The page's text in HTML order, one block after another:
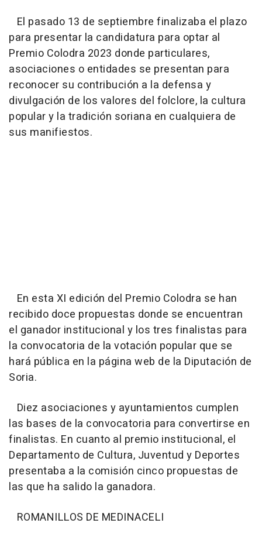
El pasado 13 de septiembre finalizaba el plazo
para presentar la candidatura para optar al
Premio Colodra 2023 donde particulares,
asociaciones o entidades se presentan para
reconocer su contribución a la defensa y
divulgación de los valores del folclore, la cultura
popular y la tradición soriana en cualquiera de
sus manifiestos.
En esta XI edición del Premio Colodra se han
recibido doce propuestas donde se encuentran
el ganador institucional y los tres finalistas para
la convocatoria de la votación popular que se
hará pública en la página web de la Diputación de
Soria.
Diez asociaciones y ayuntamientos cumplen
las bases de la convocatoria para convertirse en
finalistas. En cuanto al premio institucional, el
Departamento de Cultura, Juventud y Deportes
presentaba a la comisión cinco propuestas de
las que ha salido la ganadora.
ROMANILLOS DE MEDINACELI